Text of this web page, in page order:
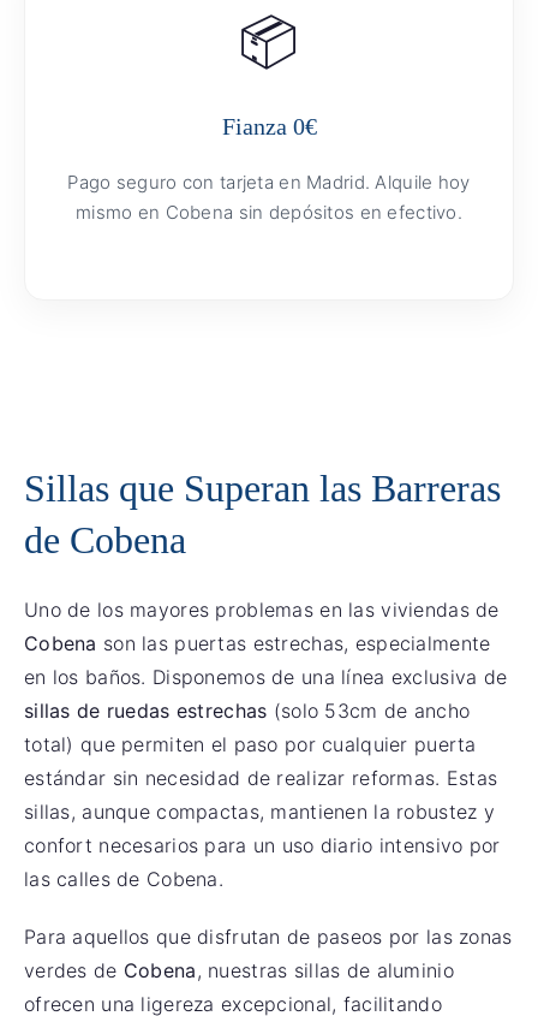
📦
Fianza 0€
Pago seguro con tarjeta en Madrid. Alquile hoy
mismo en Cobena sin depósitos en efectivo.
Sillas que Superan las Barreras
de Cobena
Uno de los mayores problemas en las viviendas de
Cobena son las puertas estrechas, especialmente
en los baños. Disponemos de una línea exclusiva de
sillas de ruedas estrechas (solo 53cm de ancho
total) que permiten el paso por cualquier puerta
estándar sin necesidad de realizar reformas. Estas
sillas, aunque compactas, mantienen la robustez y
confort necesarios para un uso diario intensivo por
las calles de Cobena.
Para aquellos que disfrutan de paseos por las zonas
verdes de Cobena , nuestras sillas de aluminio
ofrecen una ligereza excepcional, facilitando